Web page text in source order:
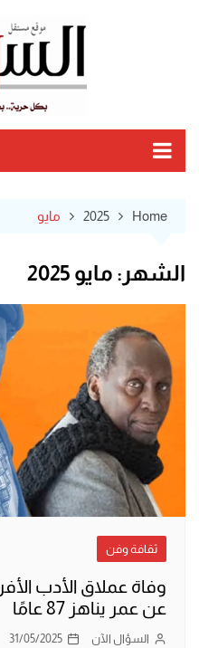
Home
2025 مايو
الشهر: مايو 2025
ثقافة وفن
وفاة عملاق الأدب
عن عمر يناهز 87 عامًا
السؤال الآن 31/05/2025